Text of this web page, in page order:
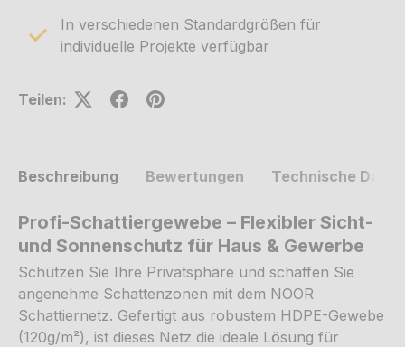
In verschiedenen Standardgrößen für
individuelle Projekte verfügbar
Teilen:
Beschreibung Bewertungen Technische Daten
Profi-Schattiergewebe – Flexibler Sicht-
und Sonnenschutz für Haus & Gewerbe
Schützen Sie Ihre Privatsphäre und schaffen Sie
angenehme Schattenzonen mit dem NOOR
Schattiernetz. Gefertigt aus robustem HDPE-Gewebe
(120g/m²), ist dieses Netz die ideale Lösung für